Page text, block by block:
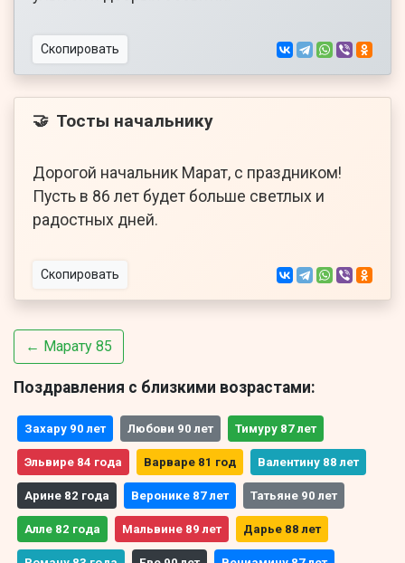
Скопировать
🤝 Тосты начальнику
Дорогой начальник Марат, с праздником!
Пусть в 86 лет будет больше светлых и
радостных дней.
Скопировать
← Марату 85
Поздравления с близкими возрастами:
Захару 90 лет Любови 90 лет Тимуру 87 лет
Эльвире 84 года Варваре 81 год Валентину 88 лет
Арине 82 года Веронике 87 лет Татьяне 90 лет
Алле 82 года Мальвине 89 лет Дарье 88 лет